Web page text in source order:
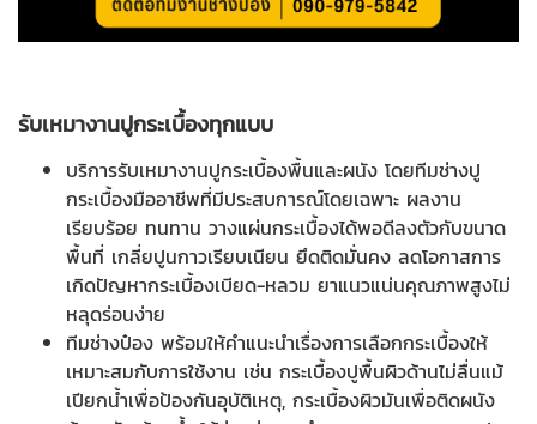
รับเหมางานปูกระเบื้องทุกแบบ
บริการรับเหมางานปูกระเบื้องพื้นและผนัง โดยทีมช่างปู
กระเบื้องมืออาชีพที่มีประสบการณ์โดยเฉพาะ ผลงาน
เรียบร้อย ทนทาน วางแผ่นกระเบื้องได้พอดีลงตัวกับขนาด
พื้นที่ เกลี่ยปูนกาวเรียบเนียน ยึดติดมั่นคง ลดโอกาสการ
เกิดปัญหากระเบื้องเบียด-หลวม ยาแนวแน่นคุณภาพสูงไม่
หลุดร่อนง่าย
ทีมช่างป๋อง พร้อมให้คำแนะนำเรื่องการเลือกกระเบื้องให้
เหมาะสมกับการใช้งาน เช่น กระเบื้องปูพื้นผิวด้านไม่ลื่นแม้
เปียกน้ำเพื่อป้องกันอุบัติเหตุ, กระเบื้องผิวมันเพื่อติดผนัง